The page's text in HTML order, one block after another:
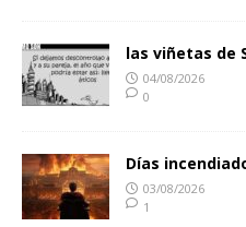
las viñetas de
04/08/2026
0
Días
03/08/2026
1